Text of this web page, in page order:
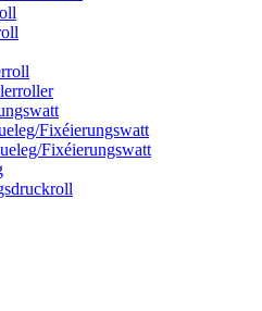
Fixéierungswatt
Fixéierungswatt